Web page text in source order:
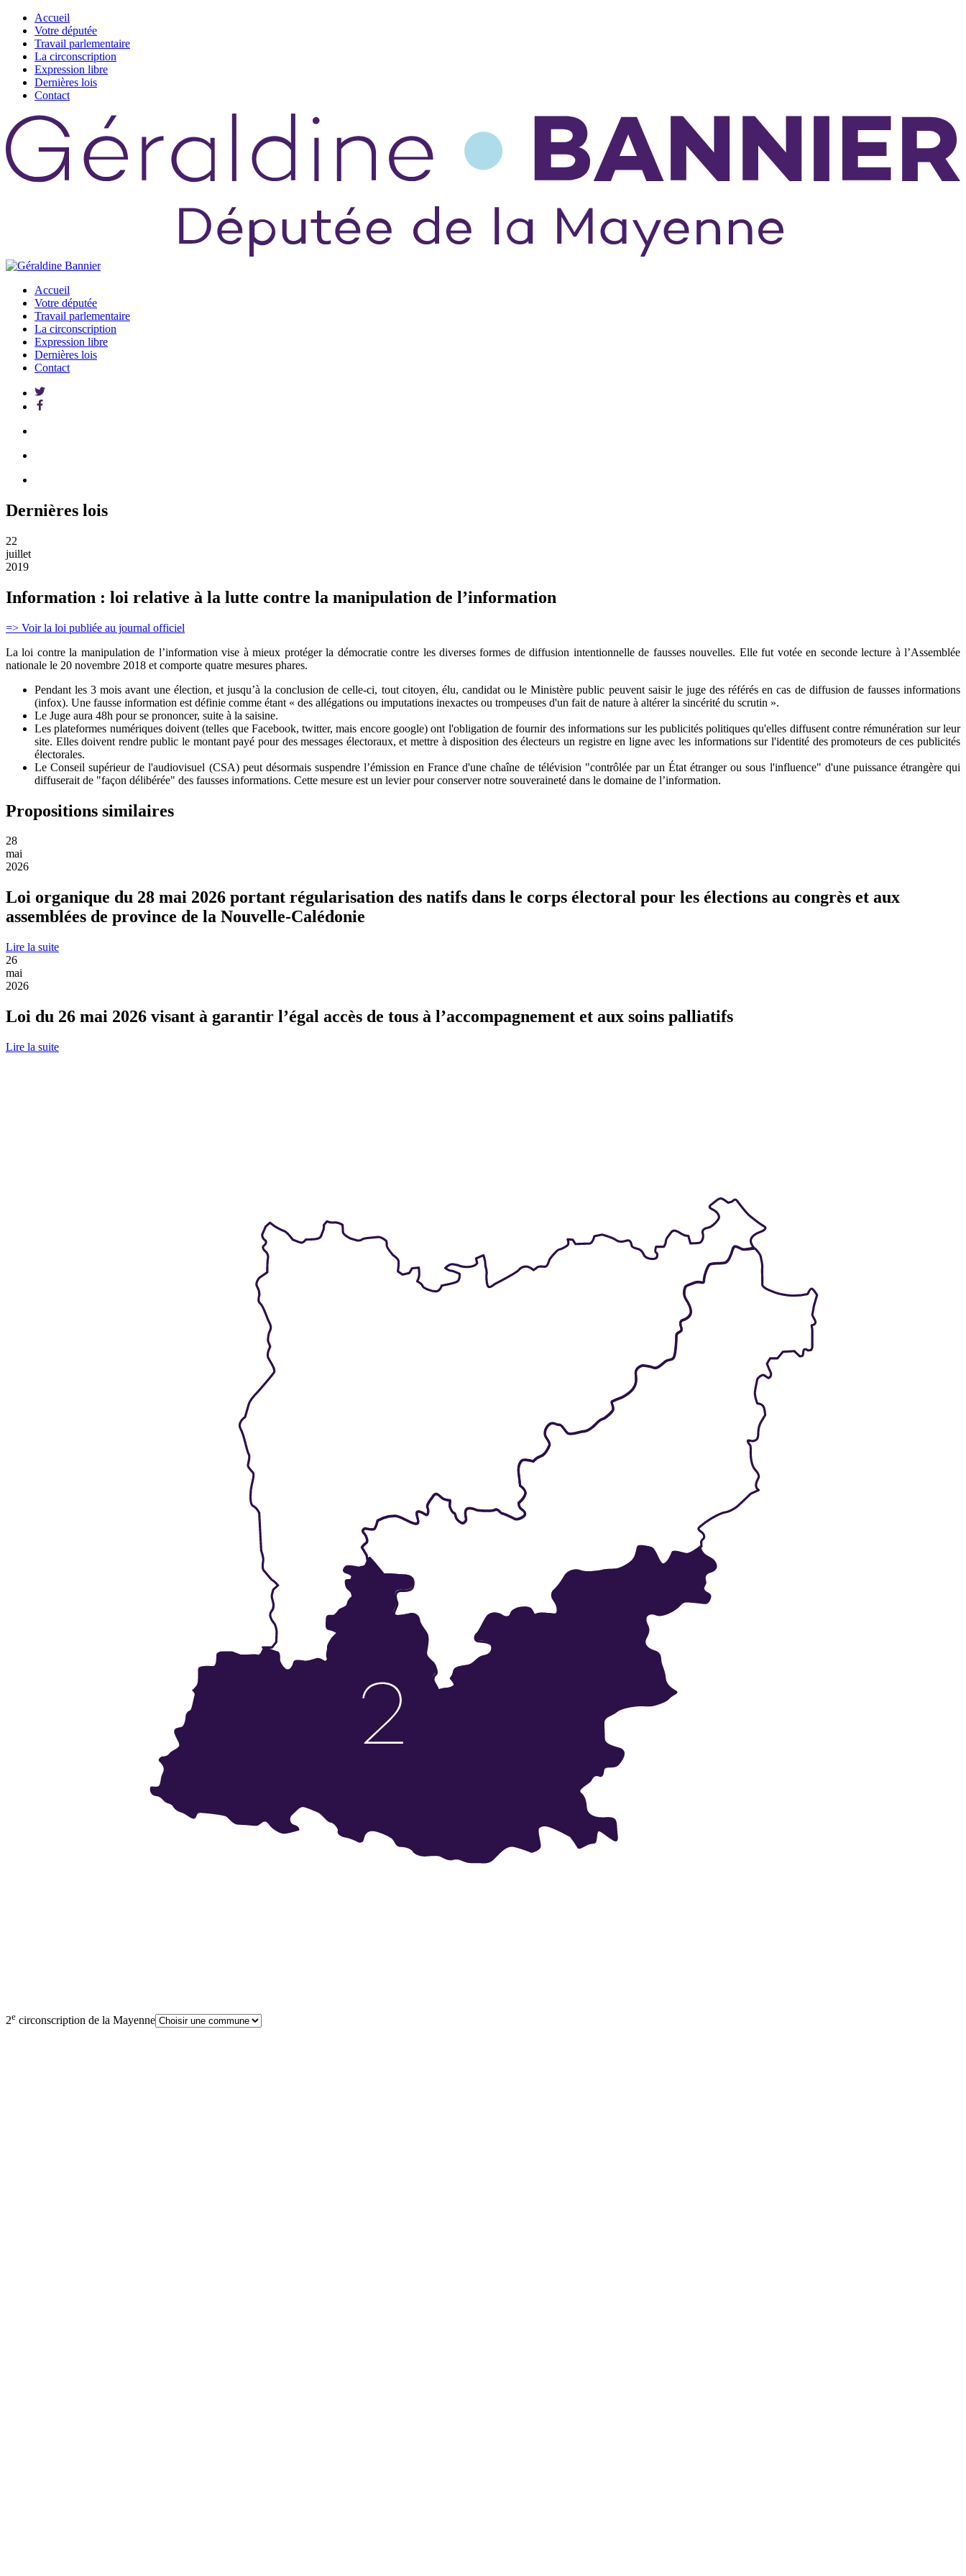
Accueil
Votre députée
Travail parlementaire
La circonscription
Expression libre
Dernières lois
Contact
Accueil
Votre députée
Travail parlementaire
La circonscription
Expression libre
Dernières lois
Contact
Dernières lois
22
juillet
2019
Information : loi relative à la lutte contre la manipulation de l’information
=> Voir la loi publiée au journal officiel
La loi contre la manipulation de l’information vise à mieux protéger la démocratie contre les diverses formes de diffusion intentionnelle de fausses nouvelles. Elle fut votée en seconde lecture à l’Assemblée
nationale le 20 novembre 2018 et comporte quatre mesures phares.
Pendant les 3 mois avant une élection, et jusqu’à la conclusion de celle-ci, tout citoyen, élu, candidat ou le Ministère public peuvent saisir le juge des référés en cas de diffusion de fausses informations
(infox). Une fausse information est définie comme étant « des allégations ou imputations inexactes ou trompeuses d'un fait de nature à altérer la sincérité du scrutin ».
Le Juge aura 48h pour se prononcer, suite à la saisine.
Les plateformes numériques doivent (telles que Facebook, twitter, mais encore google) ont l'obligation de fournir des informations sur les publicités politiques qu'elles diffusent contre rémunération sur leur
site. Elles doivent rendre public le montant payé pour des messages électoraux, et mettre à disposition des électeurs un registre en ligne avec les informations sur l'identité des promoteurs de ces publicités
électorales.
Le Conseil supérieur de l'audiovisuel (CSA) peut désormais suspendre l’émission en France d'une chaîne de télévision "contrôlée par un État étranger ou sous l'influence" d'une puissance étrangère qui
diffuserait de "façon délibérée" des fausses informations. Cette mesure est un levier pour conserver notre souveraineté dans le domaine de l’information.
Propositions similaires
28
mai
2026
Loi organique du 28 mai 2026 portant régularisation des natifs dans le corps électoral pour les élections au congrès et aux
assemblées de province de la Nouvelle-Calédonie
Lire la suite
26
mai
2026
Loi du 26 mai 2026 visant à garantir l’égal accès de tous à l’accompagnement et aux soins palliatifs
Lire la suite
2e circonscription de la Mayenne